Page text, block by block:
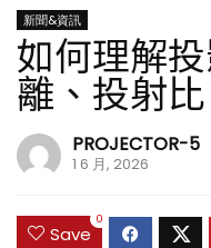
新聞&資訊
如何理解
離、投射比
PROJECTOR-5
1 6 月, 2026
Save
0